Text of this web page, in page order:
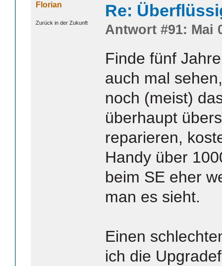
Florian
Zurück in der Zukunft
Re:
Antwort #91: Mai
Finde fünf
auch mal
noch (meist)
überhaupt
reparieren,
Handy über
beim SE eher
man es sieht.
Einen
ich die